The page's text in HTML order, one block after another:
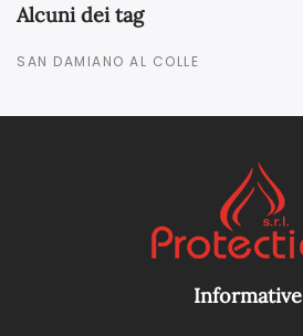
Alcuni dei tag
SAN DAMIANO AL COLLE
Informative